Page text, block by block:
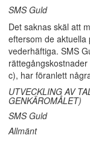
SMS Guld
Det saknas skäl att
eftersom de
vederhäftiga. SMS
c), har föranlett
UTVECKLING AV
GENKÄROMÅLET)
SMS Guld
Allmänt